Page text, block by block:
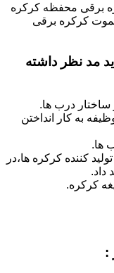
برقی محفظه کرکره
کرکره برقی
مد نظر داشته
درب ها.
به کار انداختن
ها.
کننده کرکره ها،در
داد.
کرکره.
: